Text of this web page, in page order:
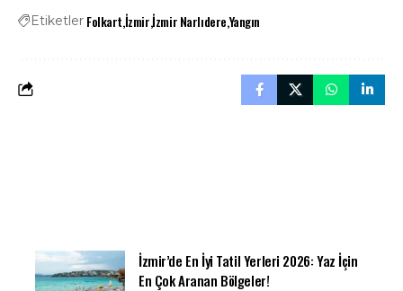
Etiketler Folkartİzmirİzmir NarlıdereYangın
İzmir’de En İyi Tatil Yerleri 2026: Yaz İçin
En Çok Aranan Bölgeler!